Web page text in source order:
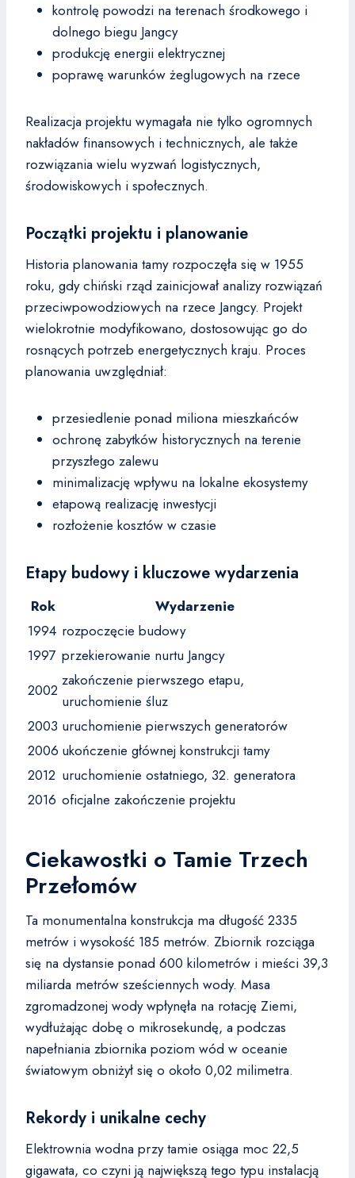
kontrolę powodzi na terenach środkowego i
dolnego biegu Jangcy
produkcję energii elektrycznej
poprawę warunków żeglugowych na rzece
Realizacja projektu wymagała nie tylko ogromnych
nakładów finansowych i technicznych, ale także
rozwiązania wielu wyzwań logistycznych,
środowiskowych i społecznych.
Początki projektu i planowanie
Historia planowania tamy rozpoczęła się w 1955
roku, gdy chiński rząd zainicjował analizy rozwiązań
przeciwpowodziowych na rzece Jangcy. Projekt
wielokrotnie modyfikowano, dostosowując go do
rosnących potrzeb energetycznych kraju. Proces
planowania uwzględniał:
przesiedlenie ponad miliona mieszkańców
ochronę zabytków historycznych na terenie
przyszłego zalewu
minimalizację wpływu na lokalne ekosystemy
etapową realizację inwestycji
rozłożenie kosztów w czasie
Etapy budowy i kluczowe wydarzenia
Rok
Wydarzenie
1994 rozpoczęcie budowy
1997 przekierowanie nurtu Jangcy
2002
zakończenie pierwszego etapu,
uruchomienie śluz
2003 uruchomienie pierwszych generatorów
2006 ukończenie głównej konstrukcji tamy
2012 uruchomienie ostatniego, 32. generatora
2016 oficjalne zakończenie projektu
Ciekawostki o Tamie Trzech
Przełomów
Ta monumentalna konstrukcja ma długość 2335
metrów i wysokość 185 metrów. Zbiornik rozciąga
się na dystansie ponad 600 kilometrów i mieści 39,3
miliarda metrów sześciennych wody. Masa
zgromadzonej wody wpłynęła na rotację Ziemi,
wydłużając dobę o mikrosekundę, a podczas
napełniania zbiornika poziom wód w oceanie
światowym obniżył się o około 0,02 milimetra.
Rekordy i unikalne cechy
Elektrownia wodna przy tamie osiąga moc 22,5
gigawata, co czyni ją największą tego typu instalacją